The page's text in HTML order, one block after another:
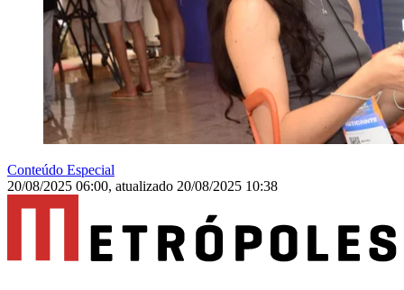
Conteúdo Especial
20/08/2025 06:00, atualizado 20/08/2025 10:38